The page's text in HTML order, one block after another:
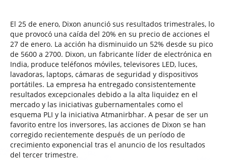
El 25 de enero, Dixon anunció sus resultados trimestrales, lo
que provocó una caída del 20% en su precio de acciones el
27 de enero. La acción ha disminuido un 52% desde su pico
de 5600 a 2700. Dixon, un fabricante líder de electrónica en
India, produce teléfonos móviles, televisores LED, luces,
lavadoras, laptops, cámaras de seguridad y dispositivos
portátiles. La empresa ha entregado consistentemente
resultados excepcionales debido a la alta liquidez en el
mercado y las iniciativas gubernamentales como el
esquema PLI y la iniciativa Atmanirbhar. A pesar de ser un
favorito entre los inversores, las acciones de Dixon se han
corregido recientemente después de un período de
crecimiento exponencial tras el anuncio de los resultados
del tercer trimestre.